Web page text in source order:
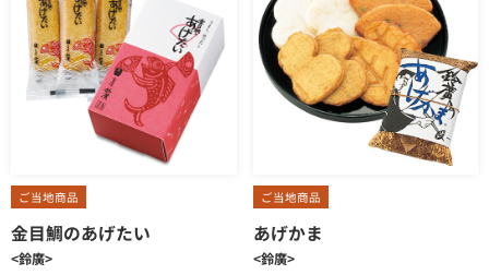
ご当地商品
金目鯛のあげたい
<鈴廣>
ご当地商品
あげかま
<鈴廣>